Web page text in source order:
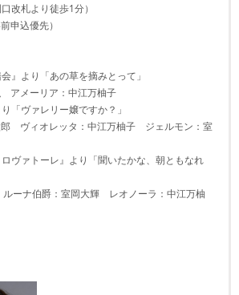
改札より徒歩1分）
申込優先）
』より「あの草を摘みとって」
メーリア：中江万柚子
「ヴァレリー嬢ですか？」
ヴィオレッタ：中江万柚子 ジェルモン：室
ヴァトーレ』より「聞いたかな、朝ともなれ
ナ伯爵：室岡大輝 レオノーラ：中江万柚